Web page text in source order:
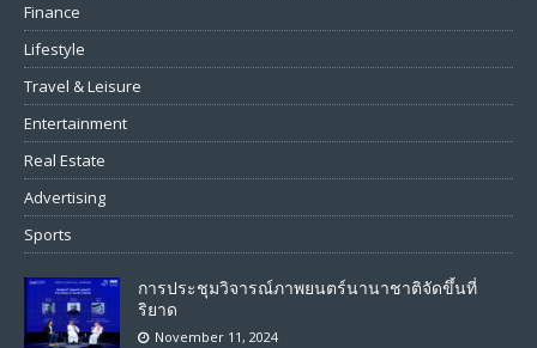
Finance
Lifestyle
Travel & Leisure
Entertainment
Real Estate
Advertising
Sports
การประชุมวิจารณ์ภาพยนตร์นานาชาติจัดขึ้นที่
ริยาด
November 11, 2024